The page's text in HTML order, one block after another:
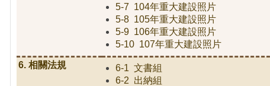
5-7 104年重大建設照片
5-8 105年重大建設照片
5-9 106年重大建設照片
5-10 107年重大建設照片
6. 相關法規
6-1 文書組
6-2 出納組